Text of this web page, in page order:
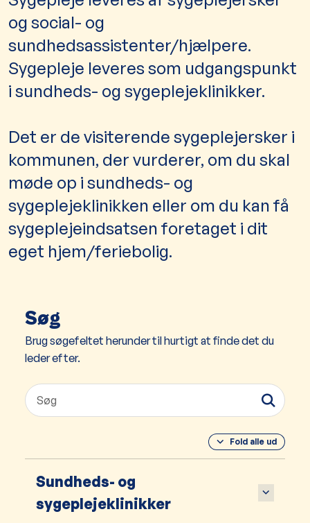
og social- og
sundhedsassistenter/hjælpere.
Sygepleje leveres som udgangspunkt
i sundheds- og sygeplejeklinikker.
Det er de visiterende sygeplejersker i
kommunen, der vurderer, om du skal
møde op i sundheds- og
sygeplejeklinikken eller om du kan få
sygeplejeindsatsen foretaget i dit
eget hjem/feriebolig.
Søg
Brug søgefeltet herunder til hurtigt at finde det du
leder efter.
Fold alle ud
Sundheds- og
sygeplejeklinikker